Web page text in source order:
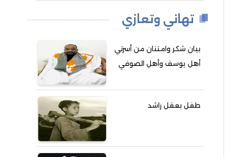
تهاني وتعازي
بيان شكر وامتنان من أسرتي
أهل يوسف وأهل الصوفي
طفل بعقل راشد